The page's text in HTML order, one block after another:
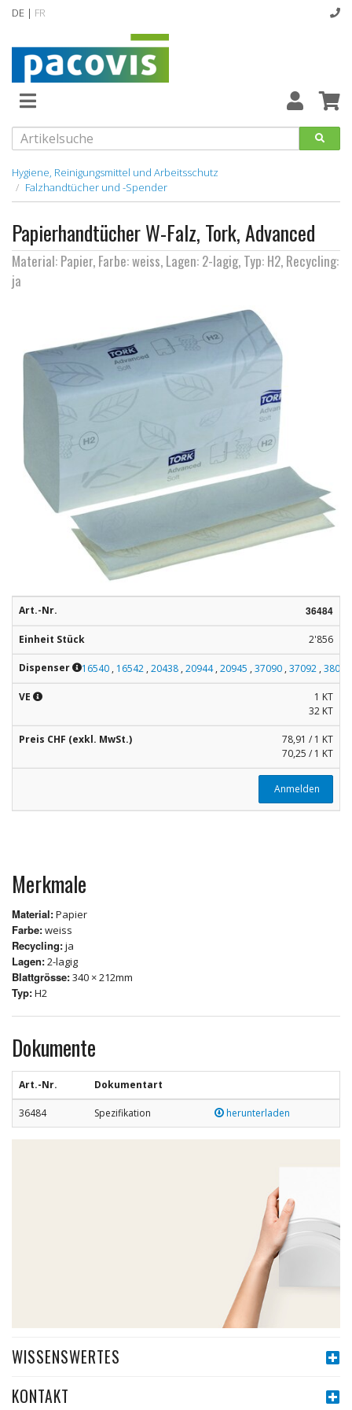
DE | FR
Abverkaufsartikel
Neuheiten
Vollsortiment
designline
Hygiene
Kataloge
Convenience
Technologie
Anwendungsrezepturen
Kataloge
Hygiene, Reinigungsmittel und Arbeitsschutz
Falzhandtücher und -Spender
Papierhandtücher W-Falz, Tork, Advanced
Material: Papier, Farbe: weiss, Lagen: 2-lagig, Typ: H2, Recycling:
ja
Art.-Nr. 36484
Einheit Stück 2'856
Dispenser 16540 , 16542 , 20438 , 20944, 20945 , 37090 , 37092 , 38025
VE
1 KT
32 KT
Preis CHF (exkl. MwSt.)
78,91 / 1 KT
70,25 / 1 KT
Anmelden
Merkmale
Material:Papier
Farbe:weiss
Recycling:ja
Lagen:2-lagig
Blattgrösse:340 × 212mm
Typ:H2
Dokumente
Art.-Nr. Dokumentart
36484 Spezifikation herunterladen
WISSENSWERTES
KONTAKT